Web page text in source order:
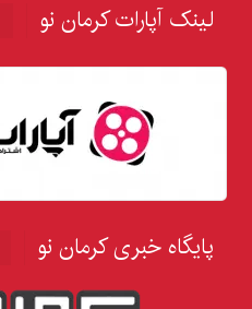
لینک آپارات کرمان نو
پایگاه خبری کرمان نو